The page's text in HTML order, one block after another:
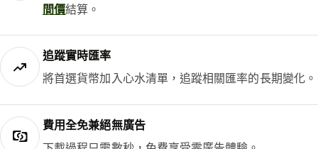
間價結算。
追蹤實時匯率
將首選貨幣加入心水清單，追蹤相關匯率的長期變化。
費用全免兼絕無廣告